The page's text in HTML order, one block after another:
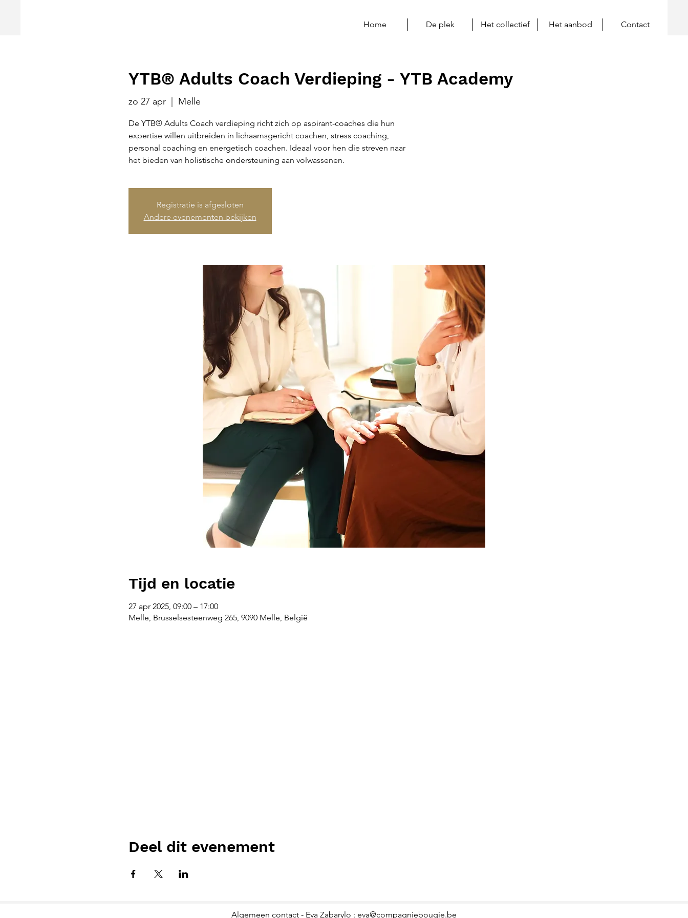
Home De plek Het collectief Het aanbod Contact
YTB® Adults Coach Verdieping - YTB Academy
zo 27 apr
  |
Melle
De YTB® Adults Coach verdieping richt zich op aspirant-coaches die hun
expertise willen uitbreiden in lichaamsgericht coachen, stress coaching,
personal coaching en energetisch coachen. Ideaal voor hen die streven naar
het bieden van holistische ondersteuning aan volwassenen.
Registratie is afgesloten
Andere evenementen bekijken
Tijd en locatie
27 apr 2025, 09:00 – 17:00
Melle, Brusselsesteenweg 265, 9090 Melle, België
Deel dit evenement
Algemeen contact - Eva Zabarylo : eva@compagniebougie.be